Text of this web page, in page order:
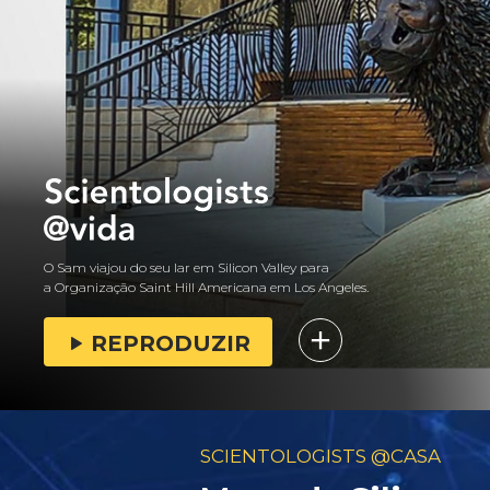
O Sam viajou do seu lar em Silicon Valley para
a Organização Saint Hill Americana em Los Angeles.
REPRODUZIR
SCIENTOLOGISTS @CASA